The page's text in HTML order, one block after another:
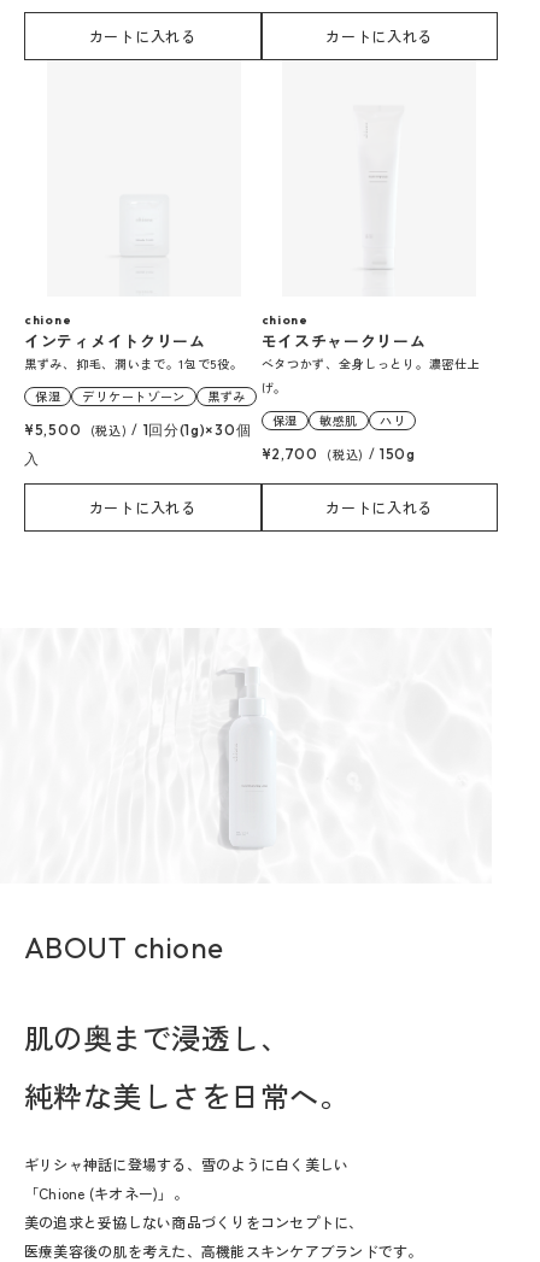
カートに入れる カートに入れる
chione
インティメイトクリーム
黒ずみ、抑毛、潤いまで。1包で5役。
保湿
デリケートゾーン
黒ずみ
¥5,500
(税込) / 1回分(1g)×30個
入
カートに入れる
chione
モイスチャークリーム
ベタつかず、全身しっとり。濃密仕上
げ。
保湿
敏感肌
ハリ
¥2,700
(税込) / 150g
カートに入れる
ABOUT chione
肌の奥まで浸透し、
純粋な美しさを日常へ。
ギリシャ神話に登場する、雪のように白く美しい
「Chione (キオネー)」。
美の追求と妥協しない商品づくりをコンセプトに、
医療美容後の肌を考えた、高機能スキンケアブランドです。